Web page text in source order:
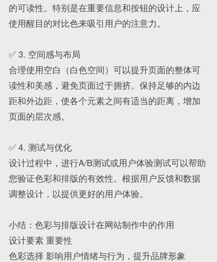
的可读性。特别是在重要信息和按钮的设计上，应
使用醒目的对比色来吸引用户的注意力。
✅ 3. 空间感与布局
合理使用空白（白色空间）可以提升页面的整体可
读性和美感，避免页面过于拥挤。保持足够的内边
距和外边距，使各个元素之间有适当的距离，增加
页面的层次感。
✅ 4. 测试与优化
设计过程中，进行A/B测试或用户体验测试可以帮助
您验证色彩和排版的有效性。根据用户反馈和数据
调整设计，以提供更好的用户体验。
小结：色彩与排版设计在网站制作中的作用
设计要素 重要性
色彩选择 影响用户情绪与行为，提升品牌形象